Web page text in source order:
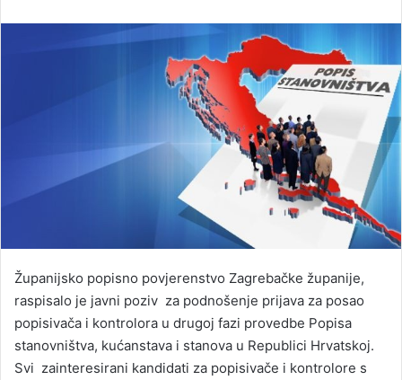
Županijsko popisno povjerenstvo Zagrebačke županije,
raspisalo je javni poziv za podnošenje prijava za posao
popisivača i kontrolora u drugoj fazi provedbe Popisa
stanovništva, kućanstava i stanova u Republici Hrvatskoj.
Svi zainteresirani kandidati za popisivače i kontrolore s